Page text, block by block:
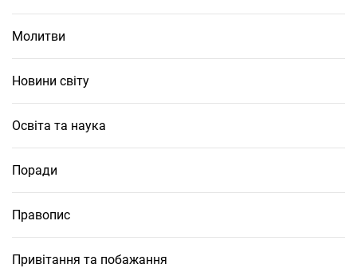
Молитви
Новини світу
Освіта та наука
Поради
Правопис
Привітання та побажання